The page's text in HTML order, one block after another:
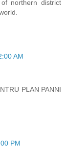
northern district
AM
PLAN PANNI
PM